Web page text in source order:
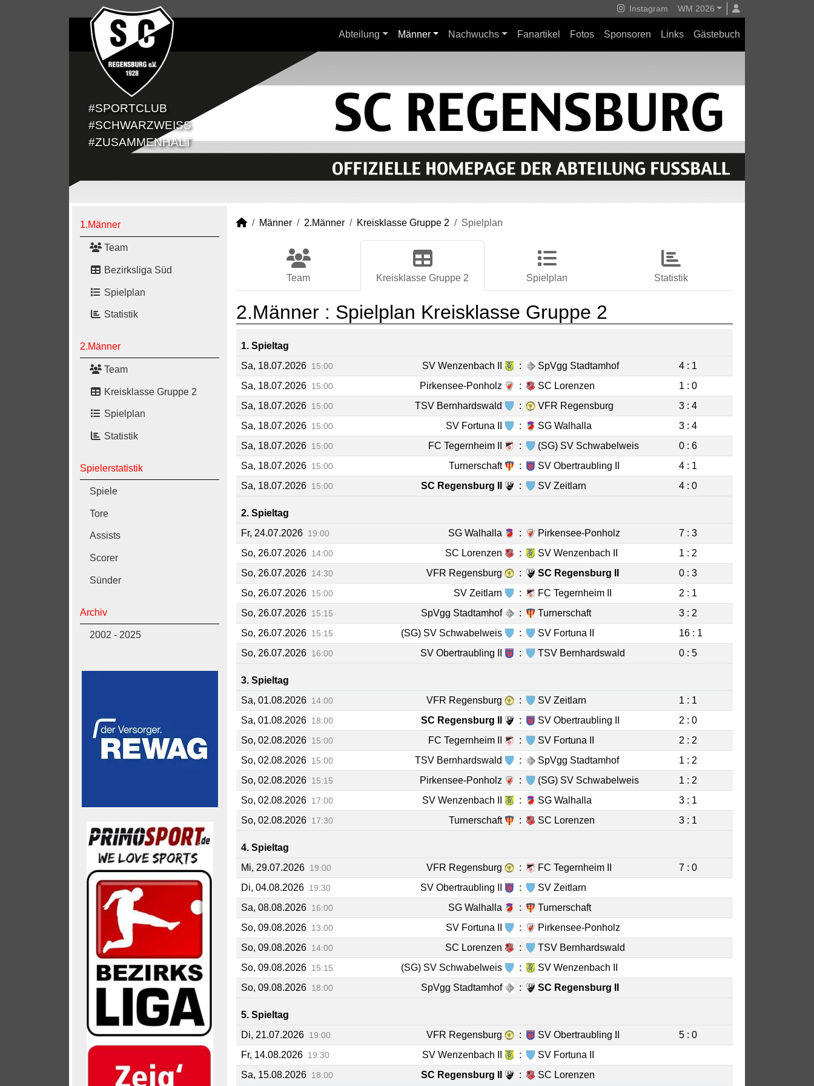
Instagram WM 2026
Abteilung Männer Nachwuchs Fanartikel Fotos Sponsoren Links Gästebuch
#SPORTCLUB
#SCHWARZWEISS
#ZUSAMMENHALT
1.Männer
Team
Bezirksliga Süd
Spielplan
Statistik
2.Männer
Team
Kreisklasse Gruppe 2
Spielplan
Statistik
Spielerstatistik
Spiele
Tore
Assists
Scorer
Sünder
Archiv
2002 - 2025
Männer 2.Männer Kreisklasse Gruppe 2 Spielplan
Team Kreisklasse Gruppe 2 Spielplan Statistik
2.Männer : Spielplan Kreisklasse Gruppe 2
1. Spieltag
Sa, 18.07.2026 15:00 SV Wenzenbach II : SpVgg Stadtamhof
4 : 1
Sa, 18.07.2026 15:00 Pirkensee-Ponholz : SC Lorenzen
1 : 0
Sa, 18.07.2026 15:00 TSV Bernhardswald : VFR Regensburg
3 : 4
Sa, 18.07.2026 15:00 SV Fortuna II : SG Walhalla
3 : 4
Sa, 18.07.2026 15:00 FC Tegernheim II : (SG) SV Schwabelweis
0 : 6
Sa, 18.07.2026 15:00 Turnerschaft : SV Obertraubling II
4 : 1
Sa, 18.07.2026 15:00 SC Regensburg II : SV Zeitlarn 4 : 0
2. Spieltag
Fr, 24.07.2026 19:00 SG Walhalla : Pirkensee-Ponholz
7 : 3
So, 26.07.2026 14:00 SC Lorenzen : SV Wenzenbach II
1 : 2
So, 26.07.2026 14:30 VFR Regensburg : SC Regensburg II
0 : 3
So, 26.07.2026 15:00 SV Zeitlarn : FC Tegernheim II
2 : 1
So, 26.07.2026 15:15 SpVgg Stadtamhof : Turnerschaft
3 : 2
So, 26.07.2026 15:15 (SG) SV Schwabelweis : SV Fortuna II
16 : 1
So, 26.07.2026 16:00 SV Obertraubling II : TSV Bernhardswald 0 : 5
3. Spieltag
Sa, 01.08.2026 14:00 VFR Regensburg : SV Zeitlarn
1 : 1
Sa, 01.08.2026 18:00 SC Regensburg II : SV Obertraubling II
2 : 0
So, 02.08.2026 15:00 FC Tegernheim II : SV Fortuna II
2 : 2
So, 02.08.2026 15:00 TSV Bernhardswald : SpVgg Stadtamhof
1 : 2
So, 02.08.2026 15:15 Pirkensee-Ponholz : (SG) SV Schwabelweis
1 : 2
So, 02.08.2026 17:00 SV Wenzenbach II : SG Walhalla
3 : 1
So, 02.08.2026 17:30 Turnerschaft : SC Lorenzen 3 : 1
4. Spieltag
Mi, 29.07.2026 19:00 VFR Regensburg : FC Tegernheim II
7 : 0
Di, 04.08.2026 19:30 SV Obertraubling II :
SV Zeitlarn
Sa, 08.08.2026 16:00 SG Walhalla :
Turnerschaft
So, 09.08.2026 13:00 SV Fortuna II :
Pirkensee-Ponholz
So, 09.08.2026 14:00 SC Lorenzen :
TSV Bernhardswald
So, 09.08.2026 15:15 (SG) SV Schwabelweis :
SV Wenzenbach II
So, 09.08.2026 18:00 SpVgg Stadtamhof : SC Regensburg II
5. Spieltag
Di, 21.07.2026 19:00 VFR Regensburg : SV Obertraubling II
5 : 0
Fr, 14.08.2026 19:30 SV Wenzenbach II :
SV Fortuna II
Sa, 15.08.2026 18:00 SC Regensburg II : SC Lorenzen